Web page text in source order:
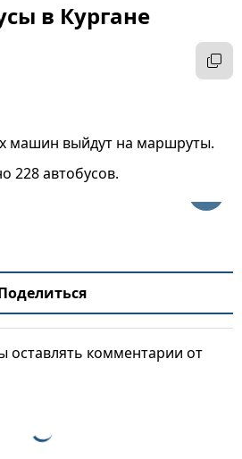
в Кургане
машин выйдут на маршруты.
228 автобусов.
оставлять комментарии от